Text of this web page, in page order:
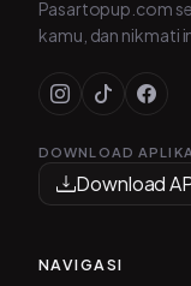
Pasartopup.com
kamu, dan nikmati
DOWNLOAD
Download
NAVIGASI